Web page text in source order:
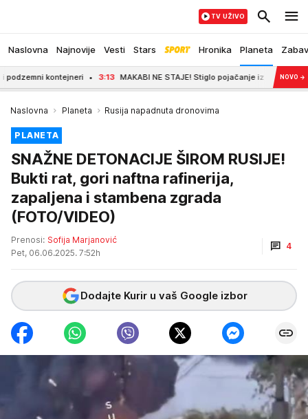
Naslovna Najnovije Vesti Stars Hronika Planeta
TV UŽIVO
kontejneri 3:13 MAKABI NE STAJE! Stiglo pojačanje iz Fenerbahčea!
NOVO →
Naslovna Planeta Rusija napadnuta dronovima
PLANETA
SNAŽNE DETONACIJE ŠIROM RUSIJE!
Bukti rat, gori naftna rafinerija,
zapaljena i stambena zgrada
(FOTO/VIDEO)
Prenosi: Sofija Marjanović
Pet, 06.06.2025. 7:52h
4
Dodajte Kurir u vaš Google izbor